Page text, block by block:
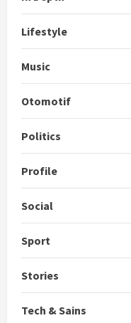
Lifestyle
Music
Otomotif
Politics
Profile
Social
Sport
Stories
Tech & Sains